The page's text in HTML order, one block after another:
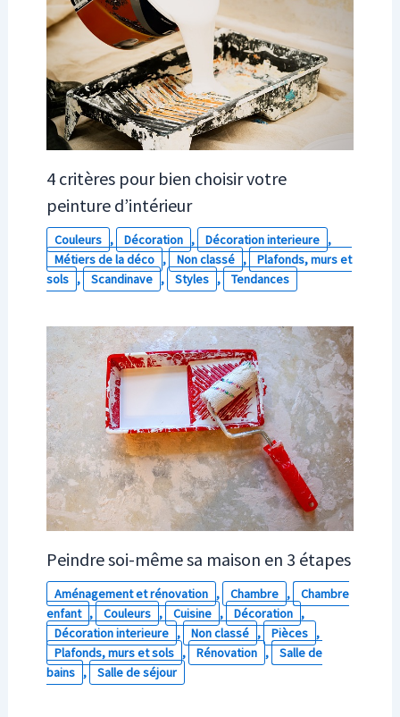
4 critères pour bien choisir votre
peinture d’intérieur
Couleurs , Décoration , Décoration interieure ,
Métiers de la déco , Non classé ,
Plafonds, murs et
sols , Scandinave , Styles , Tendances
Peindre soi-même sa maison en 3 étapes
Aménagement et rénovation , Chambre ,
Chambre
enfant , Couleurs , Cuisine , Décoration ,
Décoration interieure , Non classé , Pièces ,
Plafonds, murs et sols , Rénovation ,
Salle de
bains , Salle de séjour